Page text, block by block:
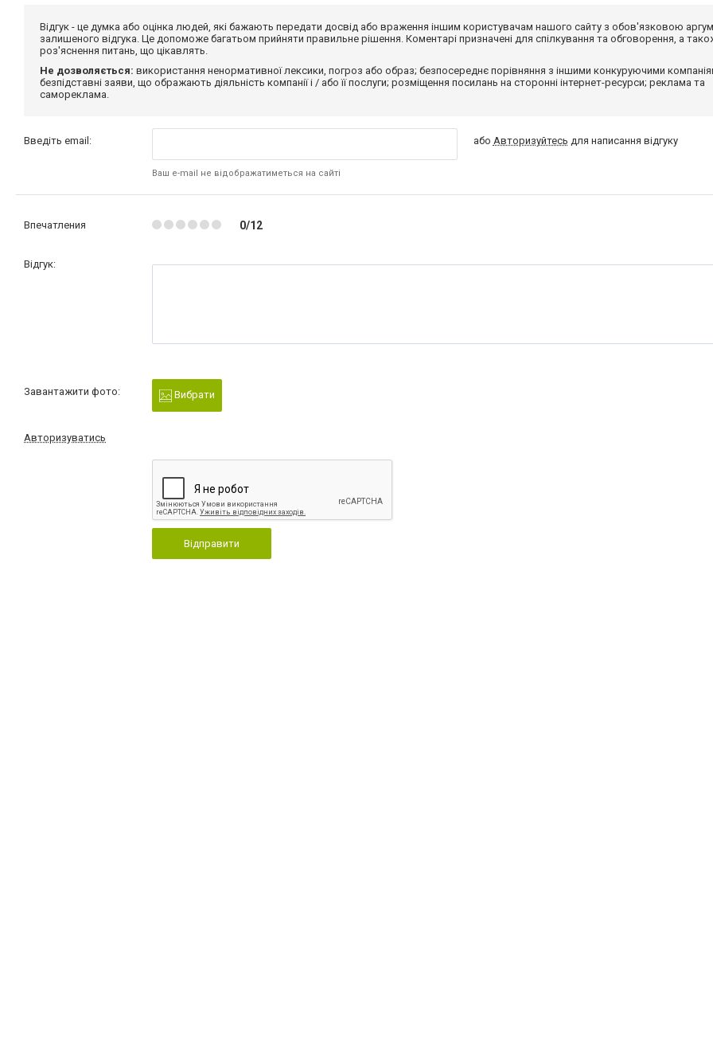
Відгук - це думка або оцінка людей, які бажають передати досвід або враження іншим користувачам нашого сайту з обов'язковою
залишеного відгука. Це допоможе багатьом прийняти правильне рішення. Коментарі призначені для спілкування та обговорення, а
роз'яснення питань, що цікавлять.
Не дозволяється: використання ненормативної лексики, погроз або образ; безпосереднє порівняння з іншими конкуруючими
безпідставні заяви, що ображають діяльність компанії і / або її послуги; розміщення посилань на сторонні інтернет-ресурси; реклама та
самореклама.
Введіть email:
Ваш e-mail не відображатиметься на сайті
або Авторизуйтесь для написання відгуку
Впечатления 0/12
Відгук:
Завантажити фото: Вибрати
Авторизуватись
Відправити